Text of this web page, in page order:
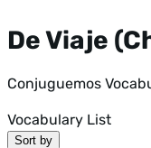
De Viaje
Conjuguemos
Vocabulary List
Sort by